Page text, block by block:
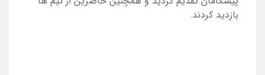
بازدید کردند.